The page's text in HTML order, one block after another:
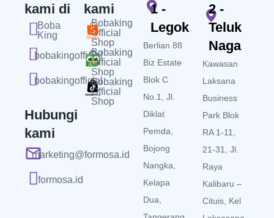
kami di
Boba
King
bobakingofficial
bobakingofficial
Hubungi
kami
marketing@formosa.id
formosa.id
kami
Bobaking
Official
Shop
Bobaking
Official
Shop
Bobaking
Official
Shop
1 -
Legok
Berlian 88
Biz Estate
Blok C
No.1, Jl.
Diklat
Pemda,
Bojong
Nangka,
Kelapa
Dua,
2 -
Teluk
Naga
Kawasan
Laksana
Business
Park Blok
RA 1-11,
21-31, Jl.
Raya
Kalibaru –
Cituis, Kel